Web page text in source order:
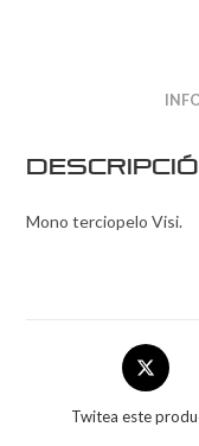
Mono terciopelo Visi.
Twitea este